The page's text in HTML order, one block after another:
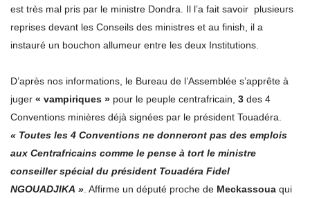
est très mal pris par le ministre Dondra. Il l’a fait savoir plusieurs
reprises devant les Conseils des ministres et au finish, il a
instauré un bouchon allumeur entre les deux Institutions.
D’après nos informations, le Bureau de l’Assemblée s’apprête à
juger « vampiriques » pour le peuple centrafricain, 3 des 4
Conventions minières déjà signées par le président Touadéra.
« Toutes les 4 Conventions ne donneront pas des emplois
aux Centrafricains comme le pense à tort le ministre
conseiller spécial du président Touadéra Fidel
NGOUADJIKA ». Affirme un député proche de Meckassoua qui